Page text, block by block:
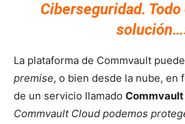
Ciberseguridad.
La plataforma de Commvault
premise, o bien desde la nube, en
de un servicio llamado Commvault
Commvault Cloud podemos